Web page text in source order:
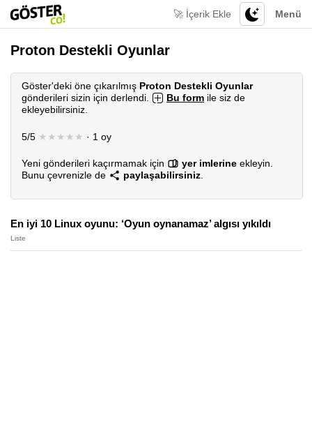
Menü
🚀 İçerik Ekle
Proton Destekli Oyunlar
Göster'deki öne çıkarılmış Proton Destekli Oyunlar
gönderileri sizin için derlendi.
Bu form ile siz de
ekleyebilirsiniz.
5/5 ★★★★★ · 1 oy
Yeni gönderileri kaçırmamak için yer imlerine ekleyin.
Bunu çevrenizle de
paylaşabilirsiniz
En iyi 10 Linux oyunu: ‘Oyun oynanamaz’ algısı yıkıldı
Liste